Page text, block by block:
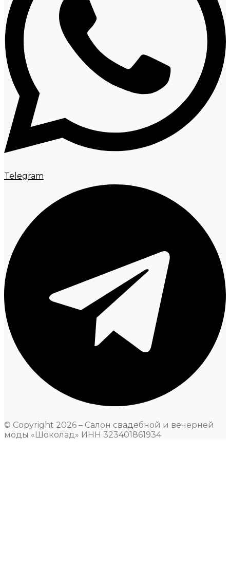
Telegram
© Copyright 2026 – Салон свадебной и вечерней
моды «Шоколад» ИНН 323401861934